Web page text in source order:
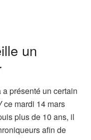
un
présenté un certain
ce mardi 14 mars
plus de 10 ans, il
afin de